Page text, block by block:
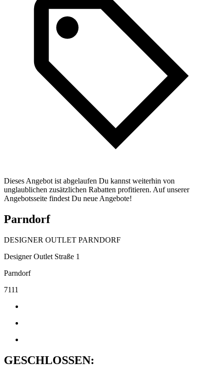
Dieses Angebot ist abgelaufen Du kannst weiterhin von
unglaublichen zusätzlichen Rabatten profitieren. Auf unserer
Angebotsseite findest Du neue Angebote!
Parndorf
DESIGNER OUTLET PARNDORF
Designer Outlet Straße 1
Parndorf
7111
GESCHLOSSEN: